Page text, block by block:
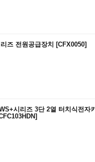
즈 전원공급장치 [CFX0050]
시리즈 3단 2열 터치식전자